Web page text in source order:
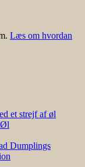
Læs om hvordan
et strejf af øl
Øl
Dumplings